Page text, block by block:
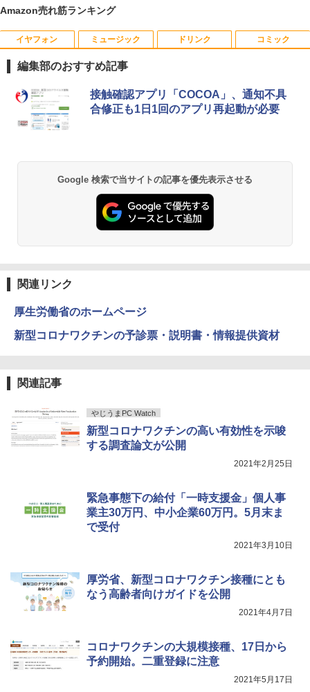
Amazon売れ筋ランキング
イヤフォン
Anker Soundcore P40i オフホワイト
￥7,990
Anker Soundcore P31i ブラック
￥5,990
付き 防水 タッチ式音量調整 スポーツ/通勤/通
学/WEB会議(ホワイト)
￥1,964
レスイヤホン Bluetooth 5.4 ノイズキャンセ
リング ANC 36時間再生
￥3,480
ミュージック
BRUCE WAYNE feat. Flo Milli, ATL Jacob
[Explicit]
BRUCE WAYNE feat. Flo Milli, ATL Jacob
[Explicit]
￥250
On My Road (Stadium ver.)
ドリンク
by Amazon 天然水 ラベルレス 500ml ×24本
富士山の天然水 バナジウム含有 水 ミネラル
ウォーター ペットボトル 静岡県産 500ミリリ
ET ラベルレス ×8本
【Amazon.co.jp限定】 伊藤園 磨かれて、澄
みきった日本の水 2L 8本 ラベルレス [ ケース
￥998
コミック
薬屋のひとりごと 17巻 (デジタル版ビッグガ
ンガンコミックス)
異世界居酒屋「のぶ」(22) (角川コミックス・
エース)
￥832
スーパーの裏でヤニ吸うふたり 9巻 (デジタル
版ビッグガンガンコミックス)
編集部のおすすめ記事
接触確認アプリ「COCOA」、通知不具
合修正も1日1回のアプリ再起動が必要
Google 検索で当サイトの記事を優先表示させる
関連リンク
厚生労働省のホームページ
新型コロナワクチンの予診票・説明書・情報提供資材
関連記事
やじうまPC Watch
新型コロナワクチンの高い有効性を示唆
する調査論文が公開
2021年2月25日
緊急事態下の給付「一時支援金」個人事
業主30万円、中小企業60万円。5月末ま
で受付
2021年3月10日
厚労省、新型コロナワクチン接種にとも
なう高齢者向けガイドを公開
2021年4月7日
コロナワクチンの大規模接種、17日から
予約開始。二重登録に注意
2021年5月17日